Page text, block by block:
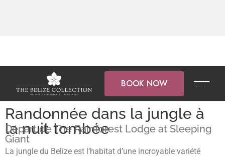
BOOK NOW
Randonnée dans la jungle à
la nuit tombée
Départ de The Rainforest Lodge at Sleeping
Giant
La jungle du Belize est l’habitat d’une incroyable variété